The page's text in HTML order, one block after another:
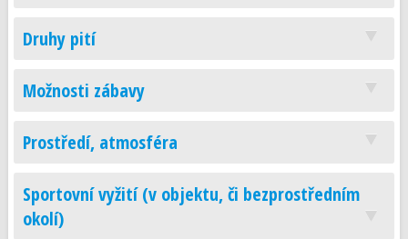
Druhy pití
Možnosti zábavy
Prostředí, atmosféra
Sportovní vyžití (v objektu, či bezprostředním
okolí)